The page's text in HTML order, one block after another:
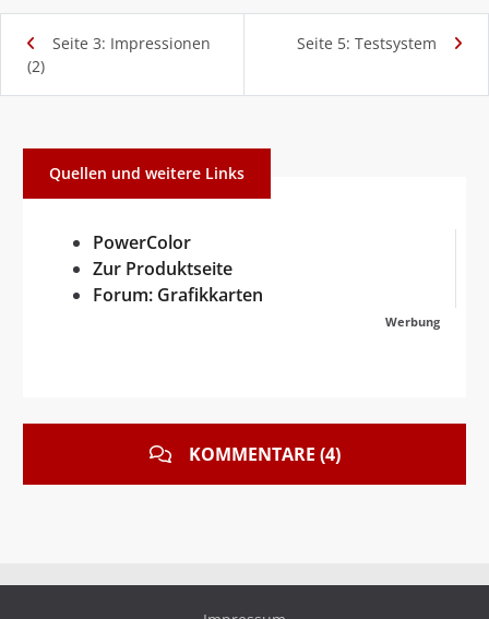
Seite 3: Impressionen
(2)
Seite 5: Testsystem
Quellen und weitere Links
PowerColor
Zur Produktseite
Forum: Grafikkarten
Werbung
KOMMENTARE (4)